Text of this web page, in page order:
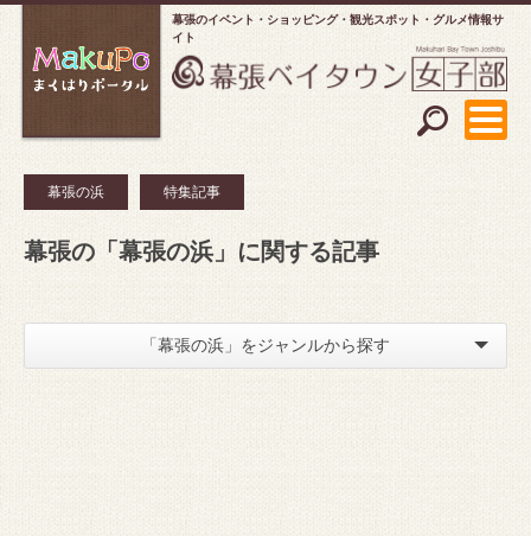
幕張のイベント・ショッピング
観光スポット・グルメ情報サ
イト
幕張の浜 特集記事
幕張の「幕張の浜」に関する記事
「幕張の浜」をジャンルから探す